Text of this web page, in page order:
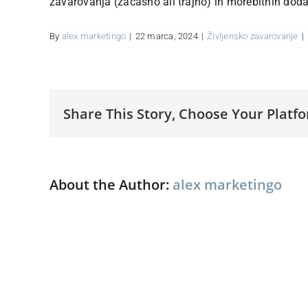
By alex marketingo | 22 marca, 2024 | Življensko zavarovanje |
Share This Story, Choose Your
About the Author: alex marketingo